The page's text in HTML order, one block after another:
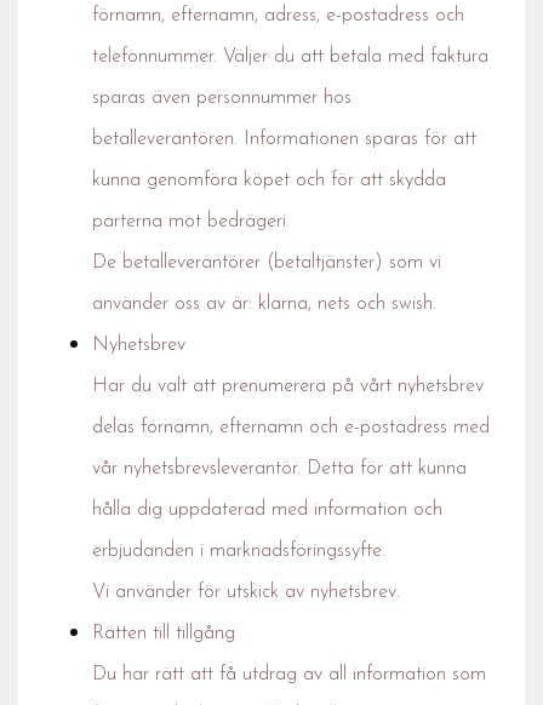
förnamn, efternamn, adress, e-postadress och
telefonnummer. Väljer du att betala med faktura
sparas även personnummer hos
betalleverantören. Informationen sparas för att
kunna genomföra köpet och för att skydda
parterna mot bedrägeri.
De betalleverantörer (betaltjänster) som vi
använder oss av är: klarna, nets och swish.
Nyhetsbrev
Har du valt att prenumerera på vårt nyhetsbrev
delas förnamn, efternamn och e-postadress med
vår nyhetsbrevsleverantör. Detta för att kunna
hålla dig uppdaterad med information och
erbjudanden i marknadsföringssyfte.
Vi använder för utskick av nyhetsbrev.
Rätten till tillgång
Du har rätt att få utdrag av all information som